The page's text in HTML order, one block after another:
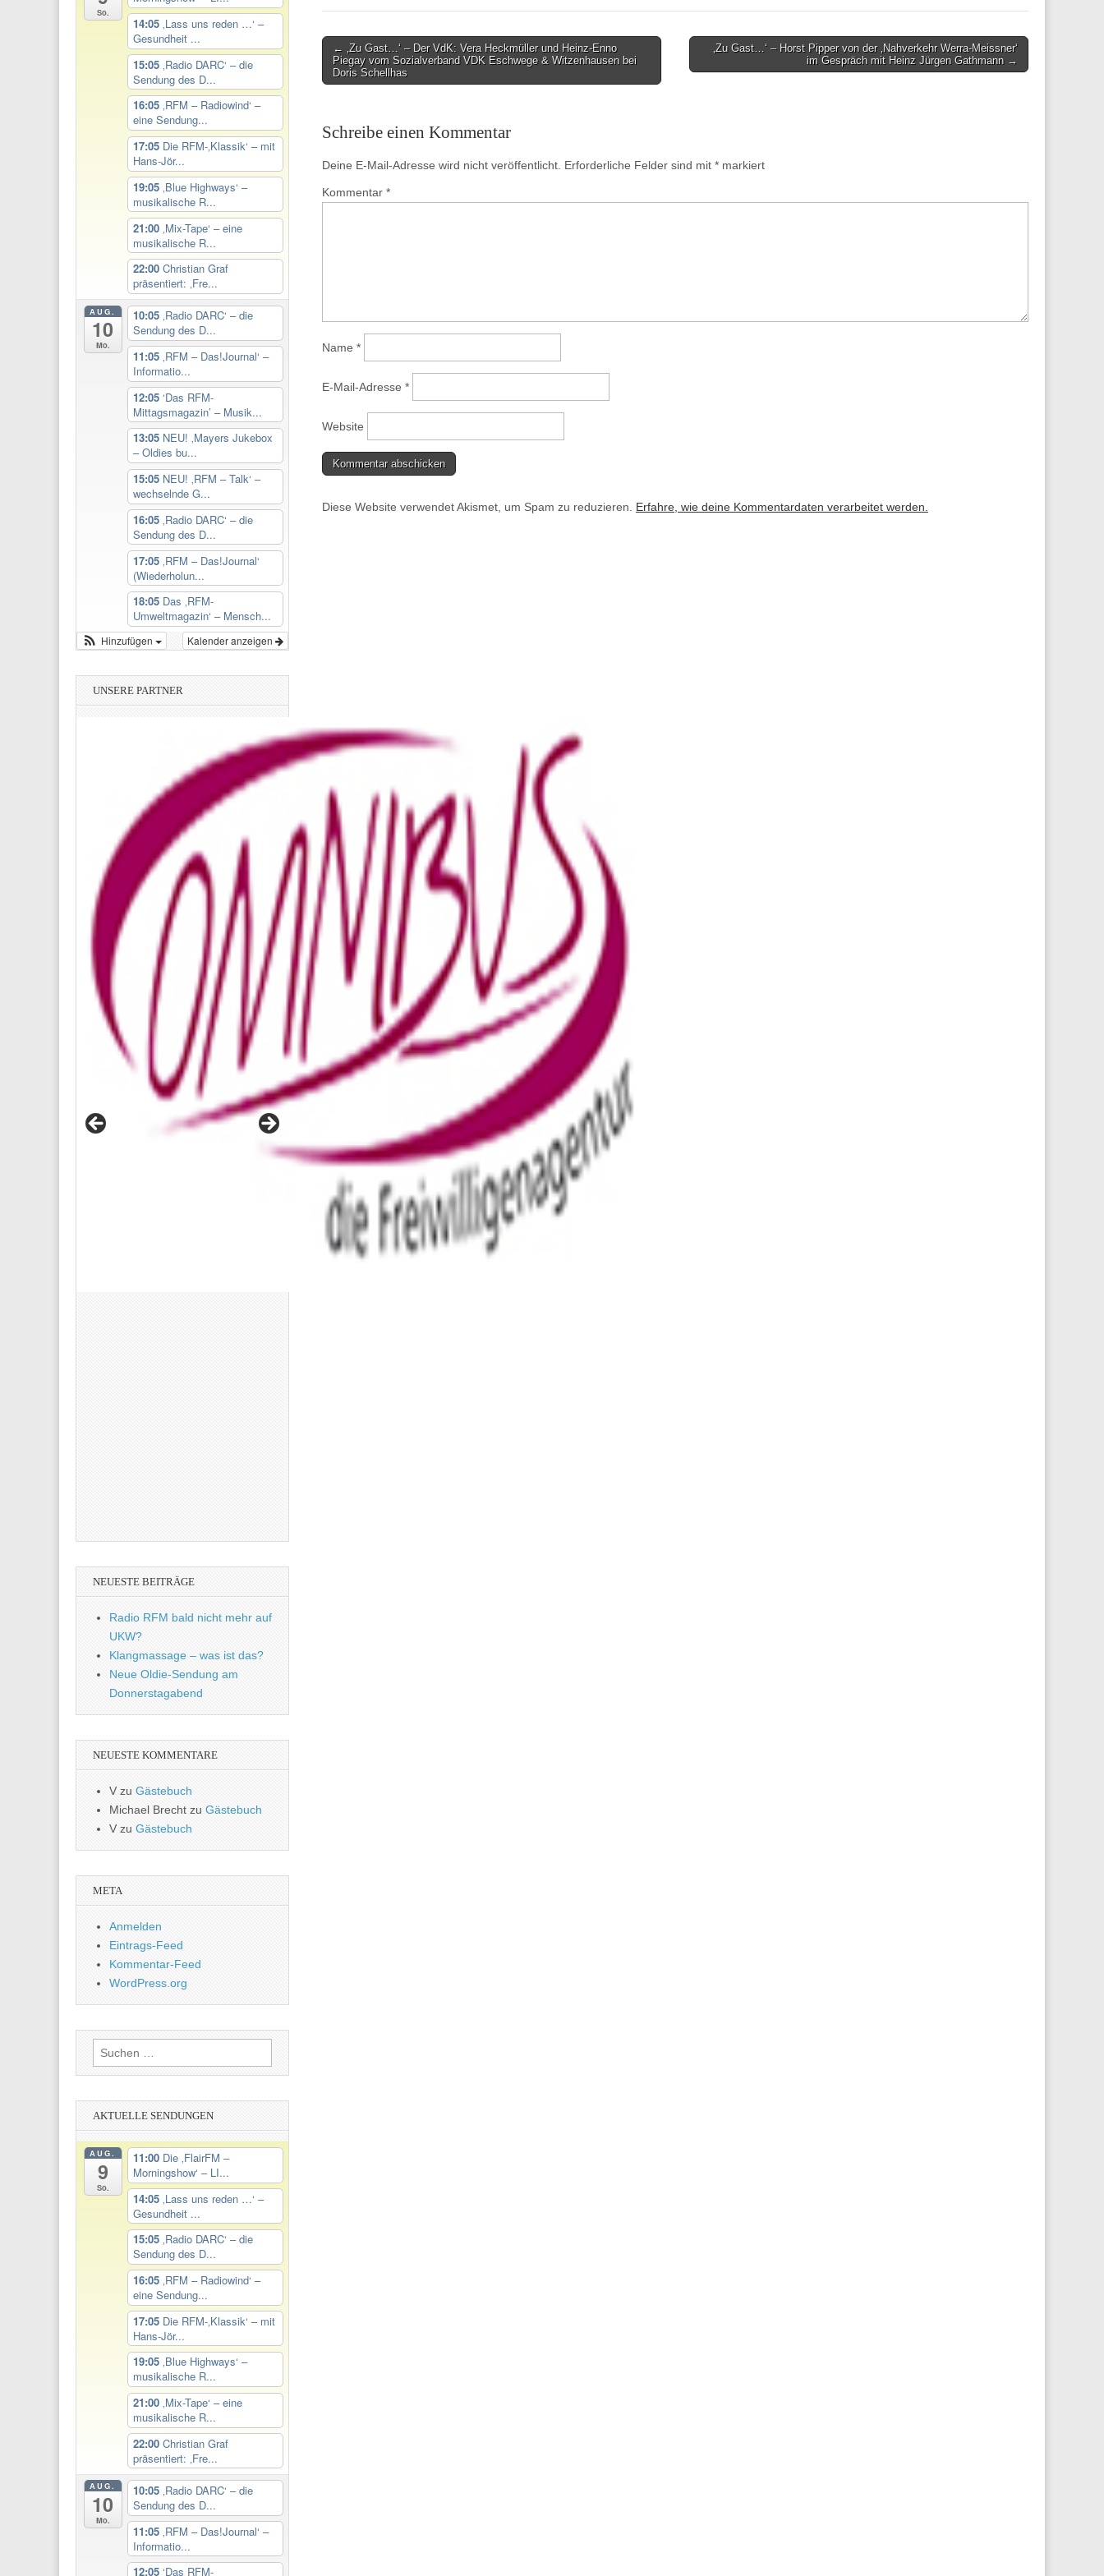
Post
navigation
← ‚Zu Gast…‘ – Der VdK: Vera Heckmüller und Heinz-Enno
Piegay vom Sozialverband VDK Eschwege & Witzenhausen bei
Doris Schellhas
‚Zu Gast…‘ – Horst Pipper von der ‚Nahverkehr Werra-Meissner‘
im Gespräch mit Heinz Jürgen Gathmann →
Schreibe einen Kommentar
Deine E-Mail-Adresse wird nicht veröffentlicht. Erforderliche Felder sind mit * markiert
Kommentar *
Name *
E-Mail-Adresse *
Website
Diese Website verwendet Akismet, um Spam zu reduzieren. Erfahre, wie deine Kommentardaten verarbeitet werden.
So.
14:05 ‚Lass uns reden …‘ –
Gesundheit ...
15:05 ‚Radio DARC‘ – die
Sendung des D...
16:05 ‚RFM – Radiowind‘ –
eine Sendung...
17:05 Die RFM-‚Klassik‘ – mit
Hans-Jör...
19:05 ‚Blue Highways‘ –
musikalische R...
21:00 ‚Mix-Tape‘ – eine
musikalische R...
22:00 Christian Graf
präsentiert: ‚Fre...
AUG.
10
Mo.
10:05 ‚Radio DARC‘ – die
Sendung des D...
11:05 ‚RFM – Das!Journal‘ –
Informatio...
12:05 ‘Das RFM-
Mittagsmagazin’ – Musik...
13:05 NEU! ‚Mayers Jukebox
– Oldies bu...
15:05 NEU! ‚RFM – Talk‘ –
wechselnde G...
16:05 ‚Radio DARC‘ – die
Sendung des D...
17:05 ‚RFM – Das!Journal‘
(Wiederholun...
18:05 Das ‚RFM-
Umweltmagazin‘ – Mensch...
Kalender anzeigen
Hinzufügen
UNSERE PARTNER
NEUESTE BEITRÄGE
Radio RFM bald nicht mehr auf
UKW?
Klangmassage – was ist das?
Neue Oldie-Sendung am
Donnerstagabend
NEUESTE KOMMENTARE
V zu Gästebuch
Michael Brecht zu Gästebuch
Vzu Gästebuch
META
Anmelden
Eintrags-Feed
Kommentar-Feed
WordPress.org
Suchen
nach:
AKTUELLE SENDUNGEN
AUG.
9
So.
11:00 Die ‚FlairFM –
Morningshow‘ – LI...
14:05 ‚Lass uns reden …‘ –
Gesundheit ...
15:05 ‚Radio DARC‘ – die
Sendung des D...
16:05 ‚RFM – Radiowind‘ –
eine Sendung...
17:05 Die RFM-‚Klassik‘ – mit
Hans-Jör...
19:05 ‚Blue Highways‘ –
musikalische R...
21:00 ‚Mix-Tape‘ – eine
musikalische R...
22:00 Christian Graf
präsentiert: ‚Fre...
AUG.
10
Mo.
10:05 ‚Radio DARC‘ – die
Sendung des D...
11:05 ‚RFM – Das!Journal‘ –
Informatio...
12:05 ‘Das RFM-